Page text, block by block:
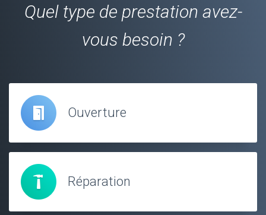
Quel type de prestation avez-
vous besoin ?
Ouverture
Réparation